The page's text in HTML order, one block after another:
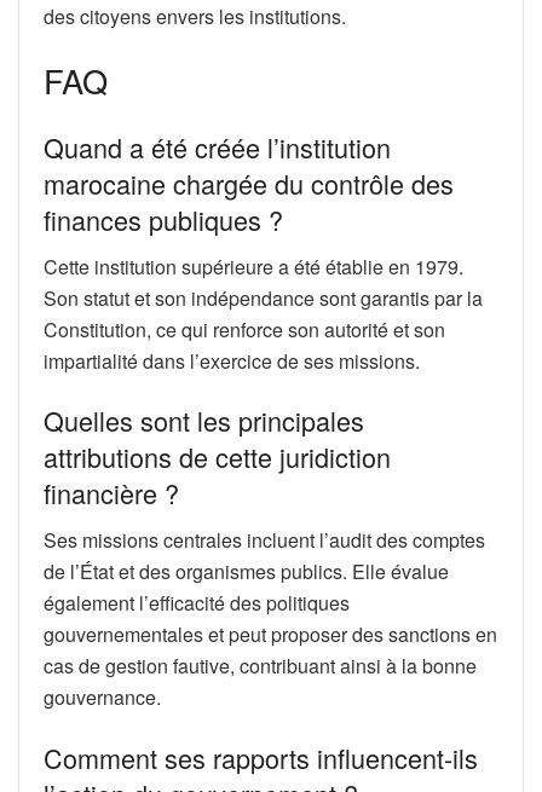
des citoyens envers les institutions.
FAQ
Quand a été créée l’institution
marocaine chargée du contrôle des
finances publiques ?
Cette institution supérieure a été établie en 1979.
Son statut et son indépendance sont garantis par la
Constitution, ce qui renforce son autorité et son
impartialité dans l’exercice de ses missions.
Quelles sont les principales
attributions de cette juridiction
financière ?
Ses missions centrales incluent l’audit des comptes
de l’État et des organismes publics. Elle évalue
également l’efficacité des politiques
gouvernementales et peut proposer des sanctions en
cas de gestion fautive, contribuant ainsi à la bonne
gouvernance.
Comment ses rapports influencent-ils